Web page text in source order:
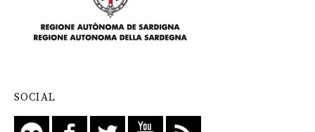
SOCIAL